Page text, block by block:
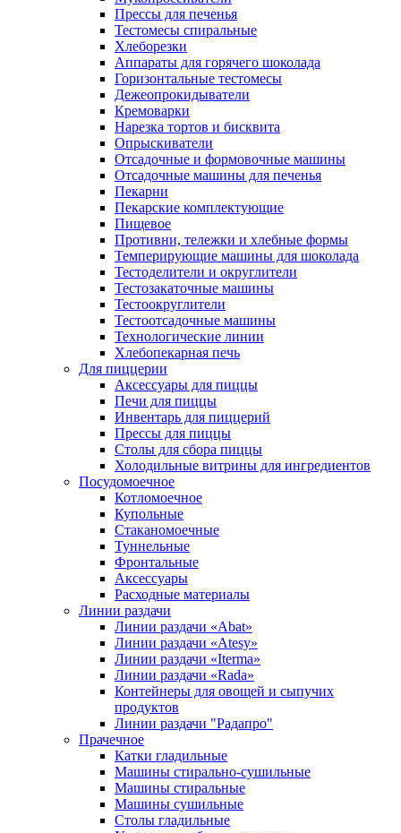
Прессы для печенья
Тестомесы спиральные
Хлеборезки
Аппараты для горячего шоколада
Горизонтальные тестомесы
Дежеопрокидыватели
Кремоварки
Нарезка тортов и бисквита
Опрыскиватели
Отсадочные и формовочные машины
Отсадочные машины для печенья
Пекарни
Пекарские комплектующие
Пищевое
Противни, тележки и хлебные формы
Темперирующие машины для шоколада
Тестоделители и округлители
Тестозакаточные машины
Тестоокруглители
Тестоотсадочные машины
Технологические линии
Хлебопекарная печь
Для пиццерии
Аксессуары для пиццы
Печи для пиццы
Инвентарь для пиццерий
Прессы для пиццы
Столы для сбора пиццы
Холодильные витрины для ингредиентов
Посудомоечное
Котломоечное
Купольные
Стаканомоечные
Туннельные
Фронтальные
Аксессуары
Расходные материалы
Линии раздачи
Линии раздачи «Abat»
Линии раздачи «Atesy»
Линии раздачи «Iterma»
Линии раздачи «Rada»
Контейнеры для овощей и сыпучих
продуктов
Линии раздачи "Радапро"
Прачечное
Катки гладильные
Машины стирально-сушильные
Машины стиральные
Машины сушильные
Столы гладильные